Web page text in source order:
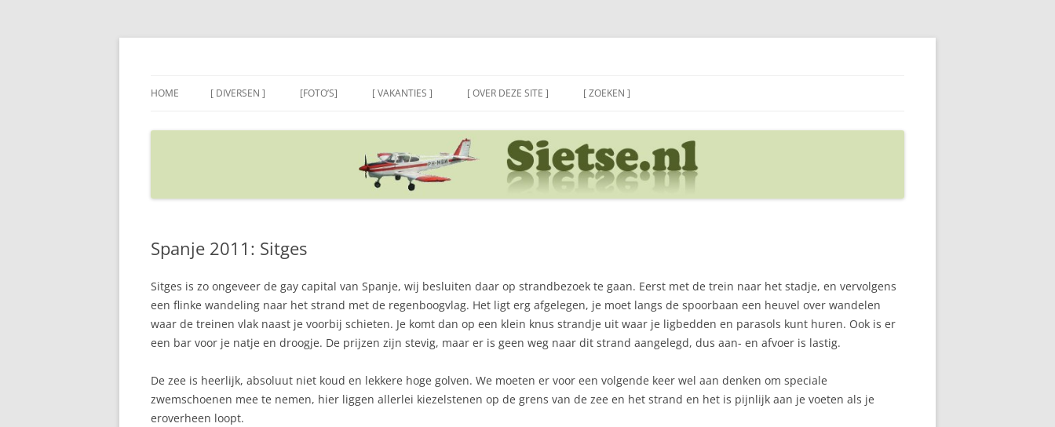
Ga
HOME [ DIVERSEN ] [FOTO’S] [ VAKANTIES ] [ OVER DEZE SITE ] [ ZOEKEN ]
Spanje 2011: Sitges
Sitges is zo ongeveer de gay capital van Spanje, wij besluiten daar op strandbezoek te gaan. Eerst met de trein naar het stadje, en vervolgens
een flinke wandeling naar het strand met de regenboogvlag. Het ligt erg afgelegen, je moet langs de spoorbaan een heuvel over wandelen
waar de treinen vlak naast je voorbij schieten. Je komt dan op een klein knus strandje uit waar je ligbedden en parasols kunt huren. Ook is er
een bar voor je natje en droogje. De prijzen zijn stevig, maar er is geen weg naar dit strand aangelegd, dus aan- en afvoer is lastig.
De zee is heerlijk, absoluut niet koud en lekkere hoge golven. We moeten er voor een volgende keer wel aan denken om speciale
zwemschoenen mee te nemen, hier liggen allerlei kiezelstenen op de grens van de zee en het strand en het is pijnlijk aan je voeten als je
eroverheen loopt.